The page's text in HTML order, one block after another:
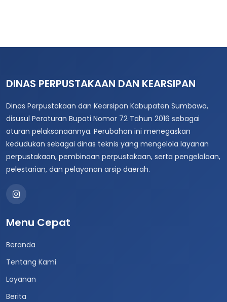
DINAS PERPUSTAKAAN DAN KEARSIPAN
Dinas Perpustakaan dan Kearsipan Kabupaten Sumbawa,
disusul Peraturan Bupati Nomor 72 Tahun 2016 sebagai
aturan pelaksanaannya. Perubahan ini menegaskan
kedudukan sebagai dinas teknis yang mengelola layanan
perpustakaan, pembinaan perpustakaan, serta pengelolaan,
pelestarian, dan pelayanan arsip daerah.
Menu Cepat
Beranda
Tentang Kami
Layanan
Berita